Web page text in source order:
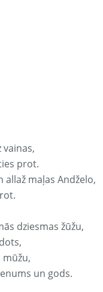
vainas,
prot.
maļas Andželo,
dziesmas žūžu,
mūžu,
un gods.